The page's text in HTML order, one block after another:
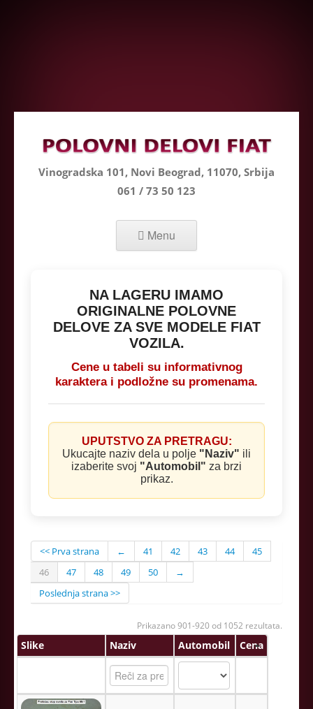
Vinogradska 101, Novi Beograd, 11070, Srbija
061 / 73 50 123
Menu
NA LAGERU IMAMO
ORIGINALNE POLOVNE
DELOVE ZA SVE MODELE FIAT
VOZILA.
Cene u tabeli su informativnog
karaktera i podložne su promenama.
UPUTSTVO ZA PRETRAGU:
Ukucajte naziv dela u polje "Naziv" ili
izaberite svoj "Automobil" za brzi
prikaz.
<< Prva strana ← 41 42 43 44
45
46
47 48 49 50
→
Poslednja strana >>
Prikazano 901-920 od 1052 rezultata.
Slike Naziv Automobil Cena